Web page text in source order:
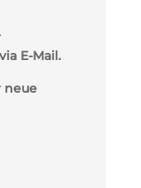
E-Mail.
neue